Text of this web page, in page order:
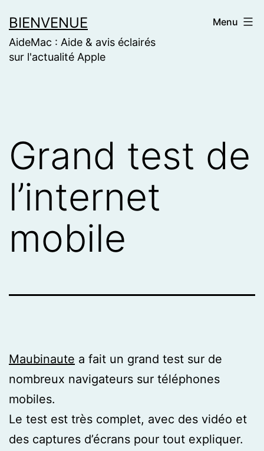
to
content
BIENVENUE
AideMac : Aide & avis éclairés
sur l'actualité Apple
Menu
Grand test de
l’internet
mobile
Maubinaute a fait un grand test sur de
nombreux navigateurs sur téléphones
mobiles.
Le test est très complet, avec des vidéo et
des captures d’écrans pour tout expliquer.